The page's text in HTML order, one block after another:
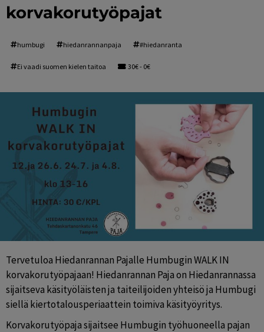
korvakorutyöpajat
humbugi hiedanrannanpaja #hiedanranta
Ei vaadi suomen kielen taitoa 30€ - 0€
Tervetuloa Hiedanrannan Pajalle Humbugin WALK IN
korvakorutyöpajaan! Hiedanrannan Paja on Hiedanrannassa
sijaitseva käsityöläisten ja taiteilijoiden yhteisö ja Humbugi
siellä kiertotalousperiaattein toimiva käsityöyritys.
Korvakorutyöpaja sijaitsee Humbugin työhuoneella pajan